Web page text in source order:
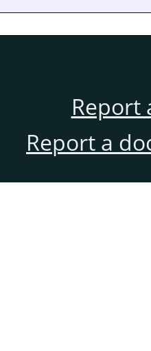
Report
Report a